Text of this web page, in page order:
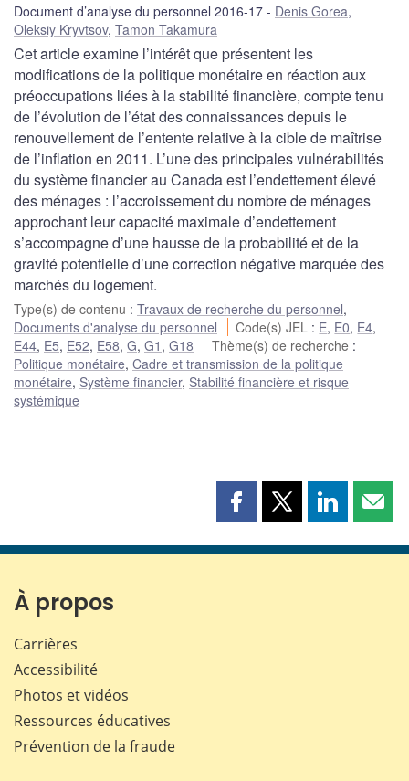
Document d’analyse du personnel 2016-17 Denis Gorea,
Oleksiy Kryvtsov, Tamon Takamura
Cet article examine l’intérêt que présentent les
modifications de la politique monétaire en réaction aux
préoccupations liées à la stabilité financière, compte tenu
de l’évolution de l’état des connaissances depuis le
renouvellement de l’entente relative à la cible de maîtrise
de l’inflation en 2011. L’une des principales vulnérabilités
du système financier au Canada est l’endettement élevé
des ménages : l’accroissement du nombre de ménages
approchant leur capacité maximale d’endettement
s’accompagne d’une hausse de la probabilité et de la
gravité potentielle d’une correction négative marquée des
marchés du logement.
Type(s) de contenu : Travaux de recherche du personnel,
Documents d'analyse du personnel
Code(s) JEL : E, E0, E4,
E44, E5, E52, E58, G, G1 , G18 Thème(s) de recherche :
Politique monétaire, Cadre et transmission de la politique
monétaire, Système financier, Stabilité financière et risque
systémique
Partager
page
Partager
page
Partager
page page
À propos
Carrières
Accessibilité
Photos et vidéos
Ressources éducatives
Prévention de la fraude